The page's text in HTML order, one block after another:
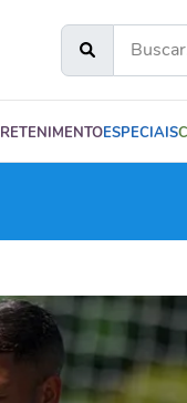
ESPECIAIS